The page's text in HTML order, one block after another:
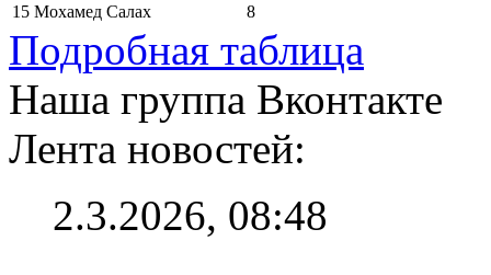
15 Мохамед Салах 8
Подробная таблица
Наша группа Вконтакте
Лента новостей:
2.3.2026, 08:48